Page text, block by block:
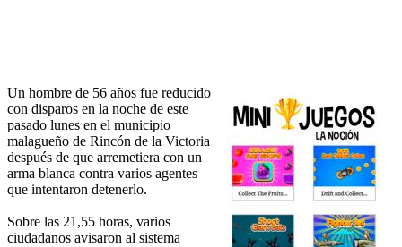
Un hombre de 56 años fue reducido
con disparos en la noche de este
pasado lunes en el municipio
malagueño de Rincón de la Victoria
después de que arremetiera con un
arma blanca contra varios agentes
que intentaron detenerlo.
Sobre las 21,55 horas, varios
ciudadanos avisaron al sistema